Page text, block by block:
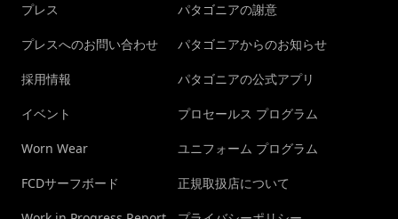
プレス
プレスへのお問い合わせ
採用情報
イベント
Worn Wear
FCDサーフボード
パタゴニアの謝意
パタゴニアからのお知らせ
パタゴニアの公式アプリ
プロセールス プログラム
ユニフォーム プログラム
正規取扱店について